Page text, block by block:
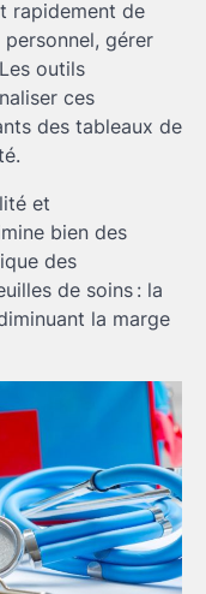
rapidement de
personnel, gérer
outils
ces
des tableaux de
et
bien des
des
de soins : la
la marge